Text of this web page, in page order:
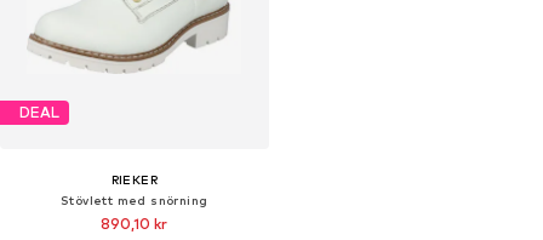
DEAL
RIEKER
Stövlett med snörning
890,10 kr